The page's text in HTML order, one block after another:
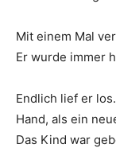
Mit einem Mal
Er wurde immer
Endlich lief er
Hand, als ein
Das Kind war